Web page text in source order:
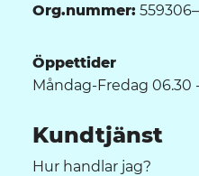
Org.nummer:
Öppettider
Måndag-Fredag 06.30
Kundtjänst
Hur handlar jag?